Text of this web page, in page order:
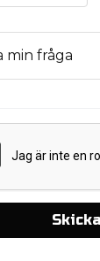
min fråga